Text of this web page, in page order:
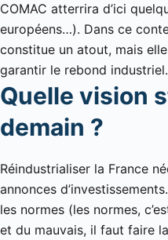
COMAC atterrira d’ici
européens…). Dans ce
constitue un atout, mais
garantir le rebond industriel.
Quelle vision
demain ?
Réindustrialiser la France
annonces
les normes (les normes,
et du mauvais, il faut faire